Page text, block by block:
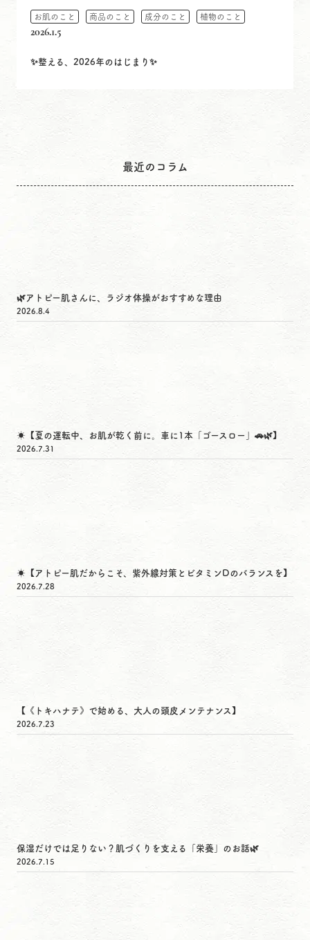
お肌のこと 商品のこと 成分のこと 植物のこと
2026.1.5
✨整える、2026年のはじまり✨
最近のコラム
🌿アトピー肌さんに、ラジオ体操がおすすめな理由
2026.8.4
☀️【夏の運転中、お肌が乾く前に。車に1本「ゴースロー」🚗🌿】
2026.7.31
☀️【アトピー肌だからこそ、紫外線対策とビタミンDのバランスを】
2026.7.28
【《トキハナテ》で始める、大人の頭皮メンテナンス】
2026.7.23
保湿だけでは足りない？肌づくりを支える「栄養」のお話🌿
2026.7.15